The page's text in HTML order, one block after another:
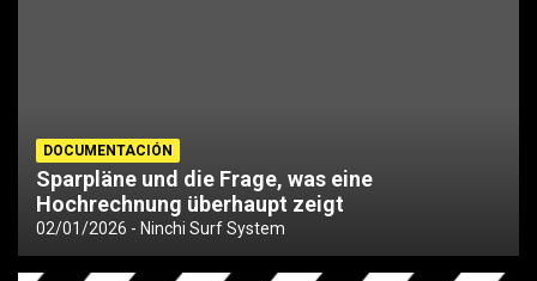
DOCUMENTACIÓN
Sparpläne und die Frage, was eine
Hochrechnung überhaupt zeigt
02/01/2026 Ninchi Surf System